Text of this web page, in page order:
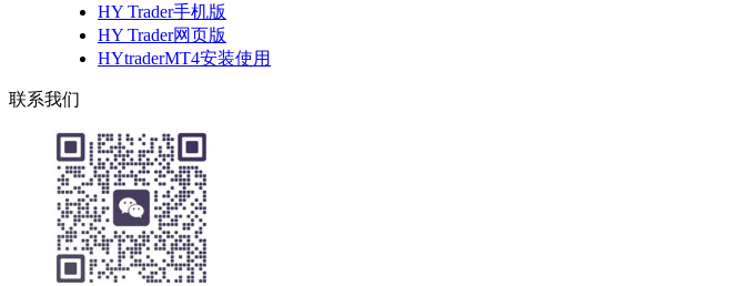
HY Trader手机版
HY Trader网页版
HYtraderMT4安装使用
联系我们